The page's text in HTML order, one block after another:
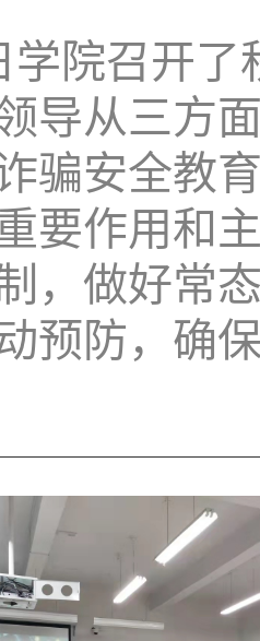
学院召开
导从三方
骗安全教
要作用和
，做好常
预防，确